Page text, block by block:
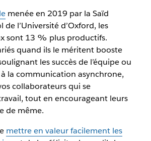
menée en 2019 par la Saïd
de l’Université d’Oxford, les
sont 13 % plus productifs.
quand ils le méritent booste
les succès de l’équipe ou
la communication asynchrone,
collaborateurs qui se
tout en encourageant leurs
de même.
mettre en valeur facilement les